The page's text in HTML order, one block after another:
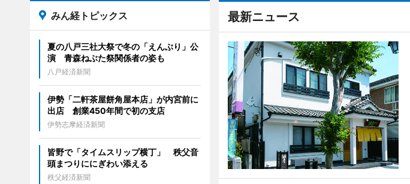
最新ニュース
みん経トピックス
夏の八戸三社大祭で冬の「えんぶり」公
演 青森ねぶた祭関係者の姿も
八戸経済新聞
伊勢「二軒茶屋餅角屋本店」が内宮前に
出店 創業450年間で初の支店
伊勢志摩経済新聞
皆野で「タイムスリップ横丁」 秩父音
頭まつりににぎわい添える
秩父経済新聞